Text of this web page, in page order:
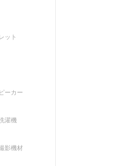
ット
ーカー
濯機
影機材